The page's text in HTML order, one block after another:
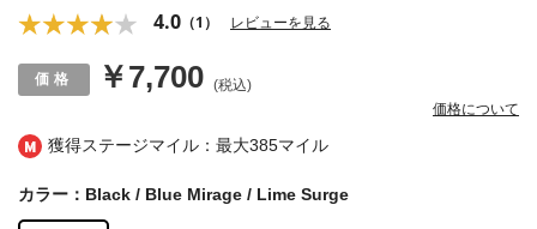
獲得ステージマイル：最大385マイル
4.0 （1） レビューを見る
￥7,700 (税込)
価格について
カラー：Black / Blue Mirage / Lime Surge